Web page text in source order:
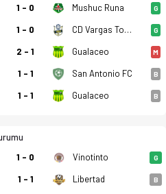
1-0 bitti. Gol anları, kadro,
1 - 0 Mushuc Runa G
1 - 0 CD Vargas Torres G
2 - 1 Gualaceo M
1 - 1 San Antonio FC B
1 - 1 Gualaceo B
1 - 0 Vinotinto G
1 - 1 Libertad B